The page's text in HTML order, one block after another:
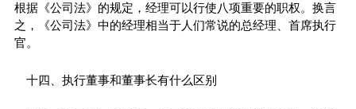
根据《公司法》的规定，经理可以行使八项重要的职权。换言
之，《公司法》中的经理相当于人们常说的总经理、首席执行
官。
十四、执行董事和董事长有什么区别